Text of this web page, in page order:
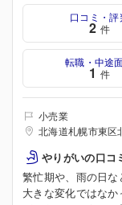
口コミ・評
2 件
転職・中途
1 件
小売業
北海道札幌市東区
やりがいの口コ
繁忙期や、雨の日
大きな変化ではなか